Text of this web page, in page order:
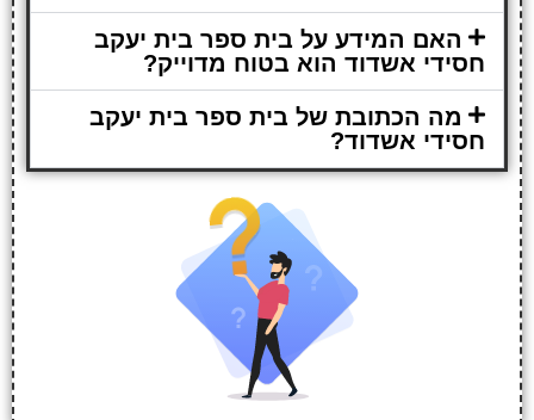
האם המידע על בית ספר בית יעקב
חסידי אשדוד הוא בטוח מדוייק?
מה הכתובת של בית ספר בית יעקב
חסידי אשדוד?